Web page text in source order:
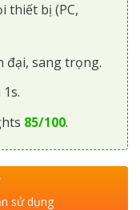
thiết bị (PC,
đại, sang trọng.
85/100.
sử dụng